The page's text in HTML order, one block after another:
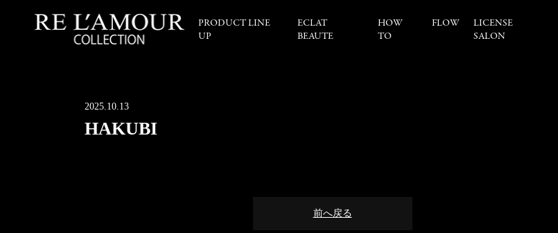
PRODUCT LINE
UP
ECLAT
BEAUTE
HOW
TO
FLOW
LICENSE
SALON
2025.10.13
HAKUBI
前へ戻る